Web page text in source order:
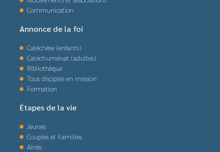
Communication
Annonce de la foi
Catéchèse (enfants)
Catéchuménat (adultes)
Bibliothèque
Tous disciples en mission
Formation
Étapes de la vie
Jeunes
Couples et Familles
Aînés